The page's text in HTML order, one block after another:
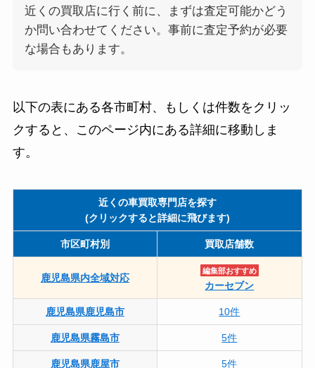
近くの買取店に行く前に、まずは査定可能かどう
か問い合わせてください。事前に査定予約が必要
な場合もあります。
以下の表にある各市町村、もしくは件数をクリッ
クすると、このページ内にある詳細に移動しま
す。
近くの車買取専門店を探す
(クリックすると詳細に飛びます)
市区町村別 買取店舗数
鹿児島県内全域対応
編集部おすすめ
カーセブン
鹿児島県鹿児島市 10件
鹿児島県霧島市 5件
鹿児島県鹿屋市 5件